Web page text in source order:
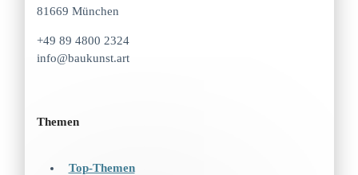
81669 München
+49 89 4800 2324
info@baukunst.art
Themen
Top-Themen